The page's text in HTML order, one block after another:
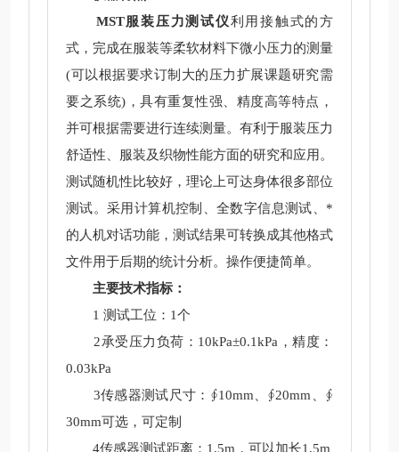
MST服装压力测试仪利用接触式的方
式，完成在服装等柔软材料下微小压力的测量
(可以根据要求订制大的压力扩展课题研究需
要之系统)，具有重复性强、精度高等特点，
并可根据需要进行连续测量。有利于服装压力
舒适性、服装及织物性能方面的研究和应用。
测试随机性比较好，理论上可达身体很多部位
测试。采用计算机控制、全数字信息测试、*
的人机对话功能，测试结果可转换成其他格式
文件用于后期的统计分析。操作便捷简单。
主要技术指标：
1 测试工位：1个
2承受压力负荷：10kPa±0.1kPa，精度：
0.03kPa
3传感器测试尺寸：∮10mm、∮20mm、∮
30mm可选，可定制
4传感器测试距离：1.5m，可以加长1.5m